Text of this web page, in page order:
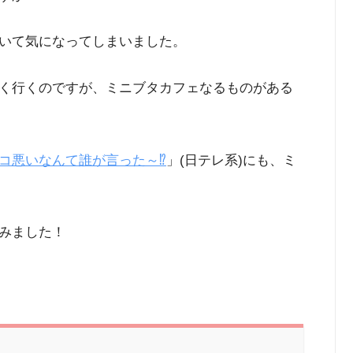
て気になってしまいました。
行くのですが、ミニブタカフェなるものがある
悪いなんて誰が言った～⁉ 」(日テレ系)にも、ミ
ました！